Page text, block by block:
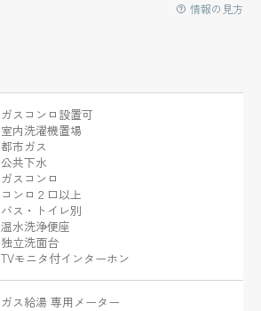
情報の見方
ガスコンロ設置可
室内洗濯機置場
都市ガス
公共下水
ガスコンロ
コンロ２口以上
バス・トイレ別
温水洗浄便座
独立洗面台
TVモニタ付インターホン
ガス給湯 専用メーター